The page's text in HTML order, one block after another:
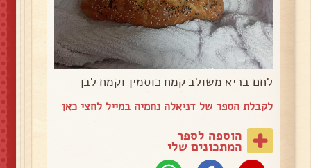
לחם בריא משולב קמח כוסמין וקמח לבן
לקבלת הספר של דניאלה נחמיה במייללחצי כאן
הוספה לספר
המתכונים שלי